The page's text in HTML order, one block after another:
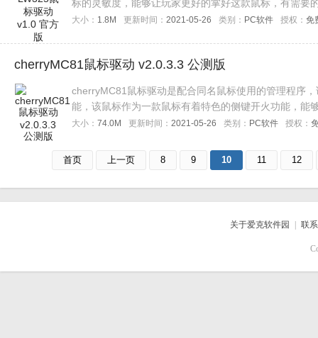
标的灵敏度，能够让玩家更好的掌好这款鼠标，有需要
大小： 1.8M 更新时间： 2021-05-26 类别： PC软件 授权： 免
cherryMC81鼠标驱动 v2.0.3.3 公测版
cherryMC81鼠标驱动是配合同名鼠标使用的管理程序
能，该鼠标作为一款鼠标有着特色的侧键开火功能，能
迎下载！
大小： 74.0M 更新时间： 2021-05-26 类别： PC软件 授权：
首页 上一页 8 9 10 11 12
关于爱克软件园 联